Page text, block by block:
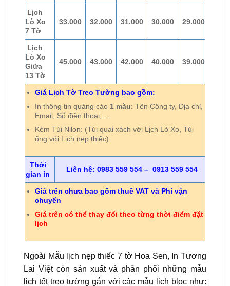
Lịch
Lò Xo
7 Tờ
33.000 32.000 31.000 30.000 29.000
Lịch
Lò Xo
Giữa
13 Tờ
45.000 43.000 42.000 40.000 39.000
Giá Lịch Tờ Treo Tường bao gồm:
In thông tin quảng cáo 1 màu: Tên Công ty, Địa chỉ,
Email, Số điện thoại, …
Kèm Túi Nilon: (Túi quai xách với Lịch Lò Xo, Túi
ống với Lịch nẹp thiếc)
Thời
gian in
Liên hệ: 0983 559 554 – 0913 559 554
Giá trên chưa bao gồm thuế VAT và Phí vận
chuyển
Giá trên có thể thay đổi theo từng thời điểm đặt
lịch
Ngoài Mẫu lịch nẹp thiếc 7 tờ Hoa Sen, In Tương
Lai Việt còn sản xuất và phân phối những mẫu
lịch tết treo tường gắn với các mẫu lịch bloc như: